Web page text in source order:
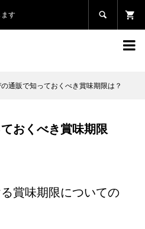
す 

通販で知っておくべき賞味期限は？
おくべき賞味期限
賞味期限についての